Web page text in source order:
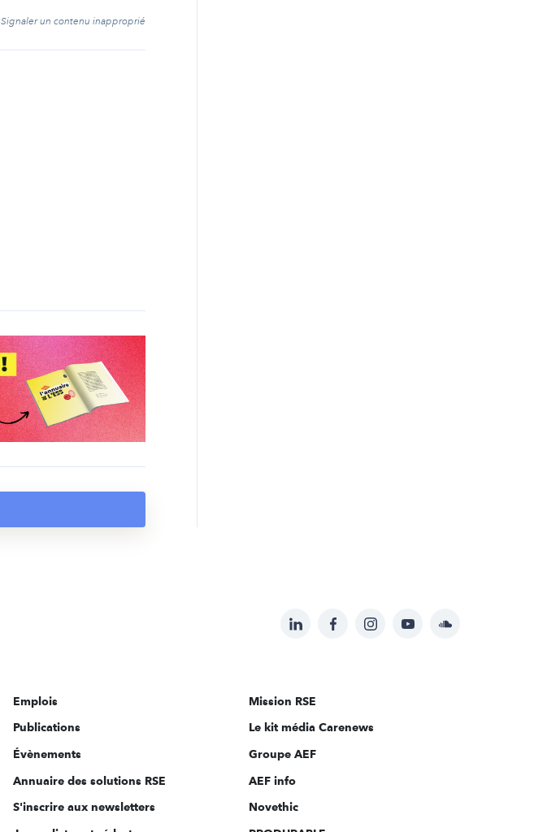
Signaler un contenu inapproprié
Suivez-
sur:
LinkedInFacebookInstagramYouTubeSoundcloud
Emplois
Publications
Évènements
Annuaire des solutions RSE
S'inscrire aux newsletters
Mission RSE
Le kit média Carenews
Groupe AEF
AEF info
Novethic